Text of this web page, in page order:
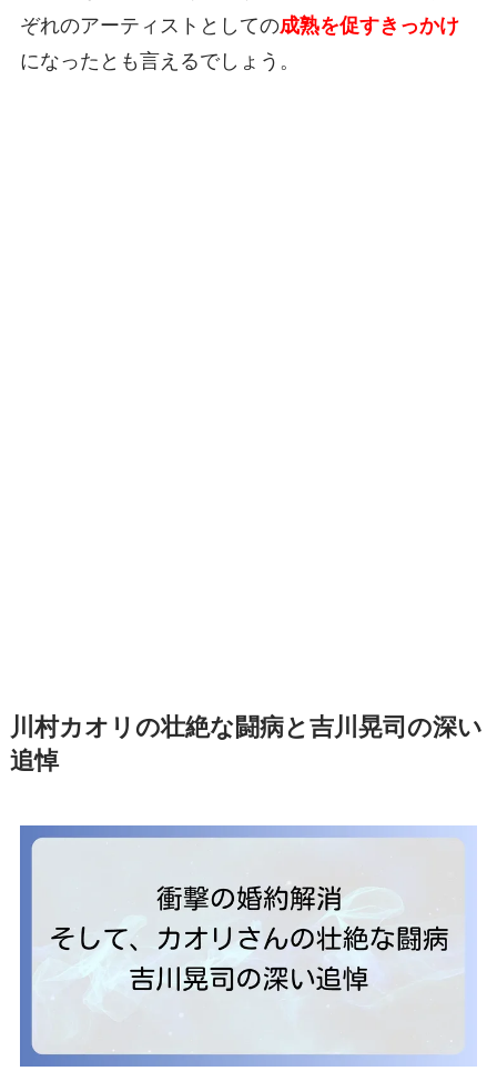
ぞれのアーティストとしての成熟を促すきっかけ
になったとも言えるでしょう。
川村カオリの壮絶な闘病と吉川晃司の深い
追悼